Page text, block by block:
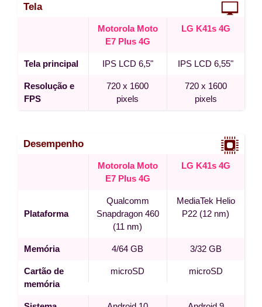
Tela
Motorola Moto
E7 Plus 4G
LG K41s 4G
Tela principal IPS LCD 6,5" IPS LCD 6,55"
Resolução e
FPS
720 x 1600
pixels
720 x 1600
pixels
Desempenho
Motorola Moto
E7 Plus 4G
LG K41s 4G
Plataforma
Qualcomm
Snapdragon 460
(11 nm)
MediaTek Helio
P22 (12 nm)
Memória 4/64 GB 3/32 GB
Cartão de
memória
microSD microSD